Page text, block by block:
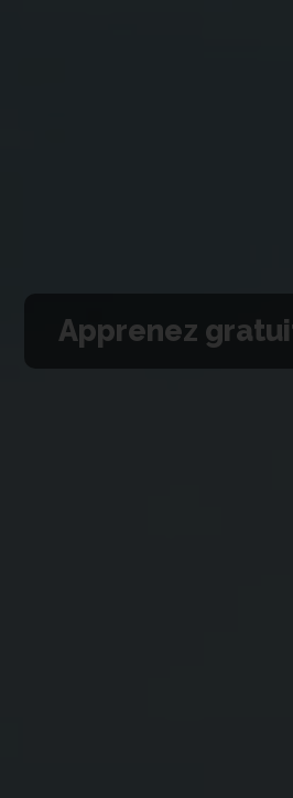
Apprenez